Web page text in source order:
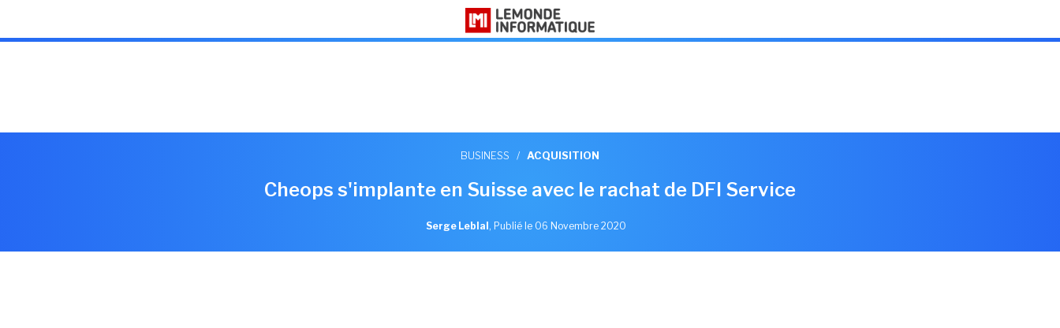
BUSINESS / ACQUISITION
Cheops s'implante en Suisse avec le rachat de DFI Service
Serge Leblal , Publié le 06 Novembre 2020